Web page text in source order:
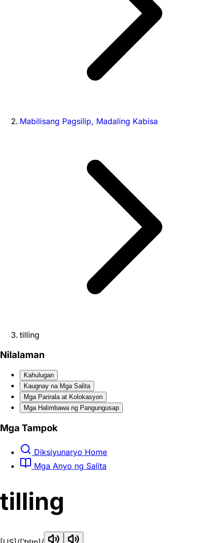
Mabilisang Pagsilip, Madaling Kabisa
tilling
Nilalaman
Kahulugan
Kaugnay na Mga Salita
Mga Parirala at Kolokasyon
Mga Halimbawa ng Pangungusap
Mga Tampok
Diksiyunaryo Home
Mga Anyo ng Salita
tilling